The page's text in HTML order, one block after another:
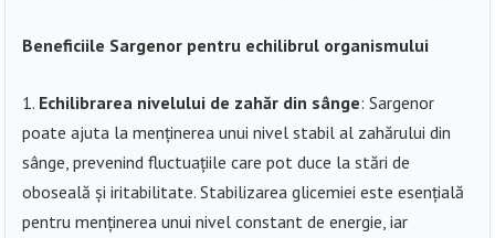
Beneficiile Sargenor pentru echilibrul organismului
Echilibrarea nivelului de zahăr din sânge: Sargenor
poate ajuta la menținerea unui nivel stabil al zahărului din
sânge, prevenind fluctuațiile care pot duce la stări de
oboseală și iritabilitate. Stabilizarea glicemiei este esențială
pentru menținerea unui nivel constant de energie, iar